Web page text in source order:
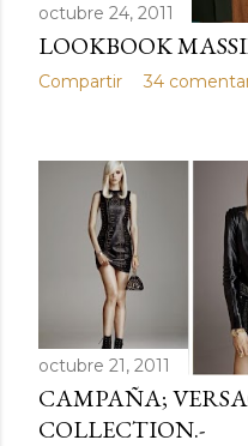
octubre 24, 2011
LOOKBOOK
Compartir 34
octubre 21, 2011
CAMPAÑA;
COLLECTION.-